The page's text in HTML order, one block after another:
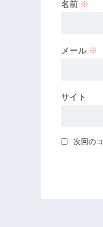
名前 ※
メール ※
サイト
次回の